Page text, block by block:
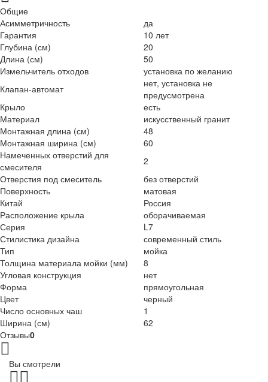
Общие
Асимметричность
да
Гарантия
10 лет
Глубина (см)
20
Длина (см)
50
Измельчитель отходов
установка по желанию
Клапан-автомат
нет, установка не
предусмотрена
Крыло
есть
Материал
искусственный гранит
Монтажная длина (см)
48
Монтажная ширина (см)
60
Намеченных отверстий для
смесителя
2
Отверстия под смеситель
без отверстий
Поверхность
матовая
Китай
Россия
Расположение крыла
оборачиваемая
Серия
L7
Стилистика дизайна
современный стиль
Тип
мойка
Толщина материала мойки (мм)
8
Угловая конструкция
нет
Форма
прямоугольная
Цвет
черный
Число основных чаш
1
Ширина (см)
62
Отзывы0
Вы смотрели